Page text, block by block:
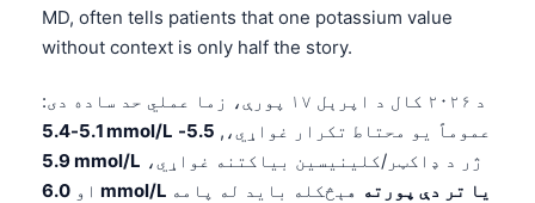
MD, often tells patients that one potassium value
without context is only half the story.
د ۲۰۲۶ کال د اپرېل ۱۷ پورې، زما عملي حد ساده دی:
5.1-5.4 mmol/L
عموماً یو محتاط تکرار غواړي،,
5.5-
5.9 mmol/L
او
6.0 mmol/L یا تر دې پورته هېڅکله باید له پامه